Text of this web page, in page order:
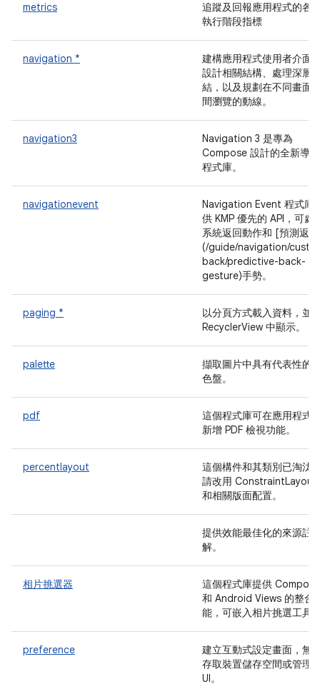
metrics
追蹤及回報應用程式的各
執行階段指標
navigation *
建構應用程式使用者介面
設計相關結構、處理深層
結，以及規劃在不同畫面
間瀏覽的動線。
navigation3
Navigation 3 是專為
Compose 設計的全新導覽
程式庫。
navigationevent
Navigation Event 程式庫
供 KMP 優先的 API，可處
系統返回動作和 [預測返
(/guide/navigation/
back/predictive-back-
gesture)手勢。
paging *
以分頁方式載入資料，並
RecyclerView 中顯示。
palette
擷取圖片中具有代表性的
色盤。
pdf
這個程式庫可在應用程式
新增 PDF 檢視功能。
percentlayout
這個構件和其類別已淘汰
請改用 ConstraintLayout
和相關版面配置。
提供效能最佳化的來源註
解。
相片挑選器
這個程式庫提供 Compose
和 Android Views 的整合
能，可嵌入相片挑選工具
preference
建立互動式設定畫面，無
存取裝置儲存空間或管理
UI。